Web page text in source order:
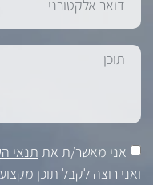
אני מאשר/ת את תנאי
ואני רוצה לקבל תוכן